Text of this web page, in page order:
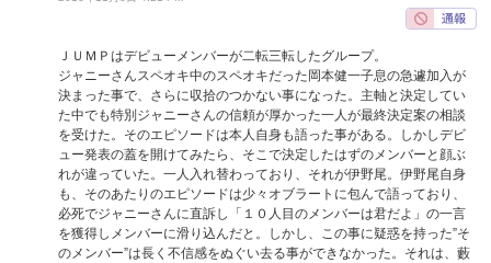
ＪＵＭＰはデビューメンバーが二転三転したグループ。
ジャニーさんスペオキ中のスペオキだった岡本健一子息の急遽加入が
決まった事で、さらに収拾のつかない事になった。主軸と決定してい
た中でも特別ジャニーさんの信頼が厚かった一人が最終決定案の相談
を受けた。そのエピソードは本人自身も語った事がある。しかしデビ
ュー発表の蓋を開けてみたら、そこで決定したはずのメンバーと顔ぶ
れが違っていた。一人入れ替わっており、それが伊野尾。伊野尾自身
も、そのあたりのエピソードは少々オブラートに包んで語っており、
必死でジャニーさんに直訴し「１０人目のメンバーは君だよ」の一言
を獲得しメンバーに滑り込んだと。しかし、この事に疑惑を持った”そ
のメンバー”は長く不信感をぬぐい去る事ができなかった。それは、藪